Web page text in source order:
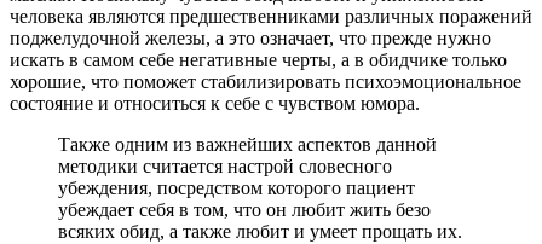
человека являются предшественниками различных поражений
поджелудочной железы, а это означает, что прежде нужно
искать в самом себе негативные черты, а в обидчике только
хорошие, что поможет стабилизировать психоэмоциональное
состояние и относиться к себе с чувством юмора.
Также одним из важнейших аспектов данной
методики считается настрой словесного
убеждения, посредством которого пациент
убеждает себя в том, что он любит жить безо
всяких обид, а также любит и умеет прощать их.